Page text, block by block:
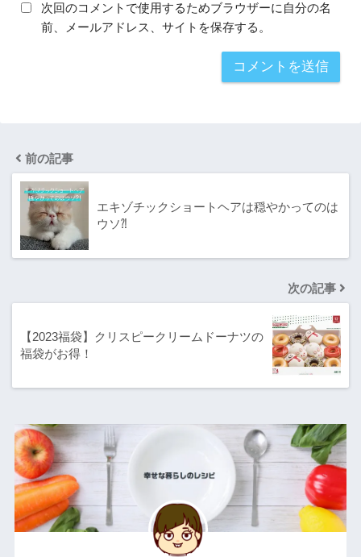
次回のコメントで使用するためブラウザーに自分の名
前、メールアドレス、サイトを保存する。
前の記事
エキゾチックショートヘアは穏やかってのは
ウソ⁈
次の記事
【2023福袋】クリスピークリームドーナツの
福袋がお得！